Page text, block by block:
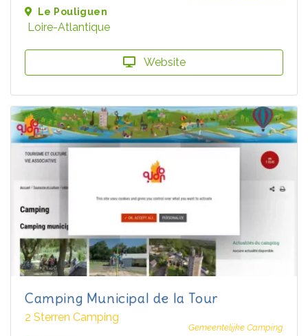
Le Pouliguen
Loire-Atlantique
Website
Camping Municipal de la Tour
2 Sterren Camping
Gemeentelijke Camping